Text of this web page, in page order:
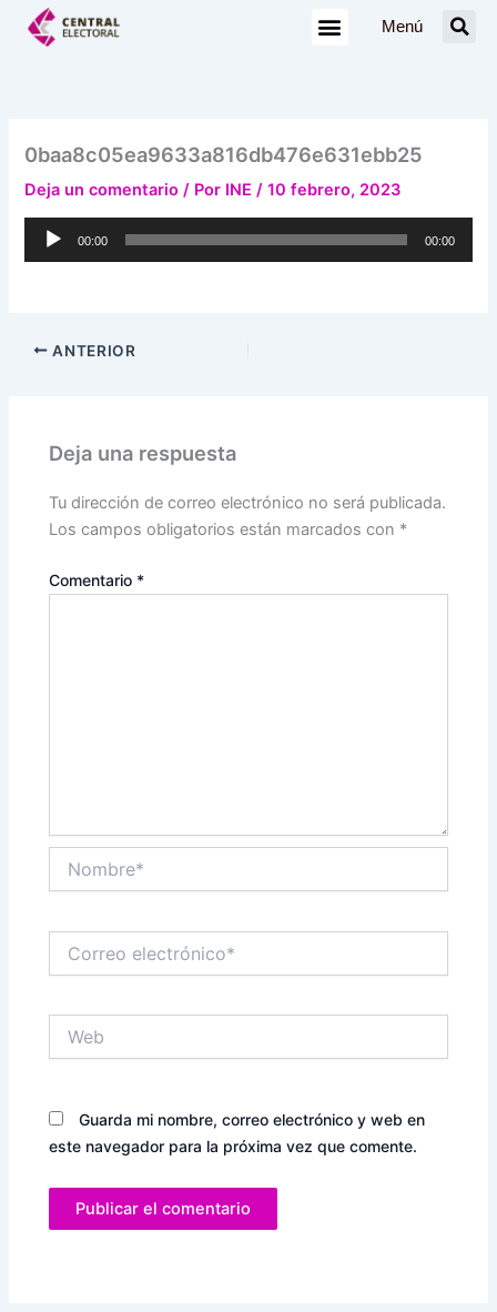
Menú
0baa8c05ea9633a816db476e631ebb25
Deja un comentario / Por INE/10 febrero, 2023
Reproductor
00:00 00:00
ANTERIOR
Deja una respuesta
Tu dirección de correo electrónico no será publicada.
Los campos obligatorios están marcados con *
Comentario *
electrónico*
Guarda mi nombre, correo electrónico y web en
este navegador para la próxima vez que comente.